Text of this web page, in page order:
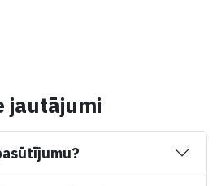
jautājumi